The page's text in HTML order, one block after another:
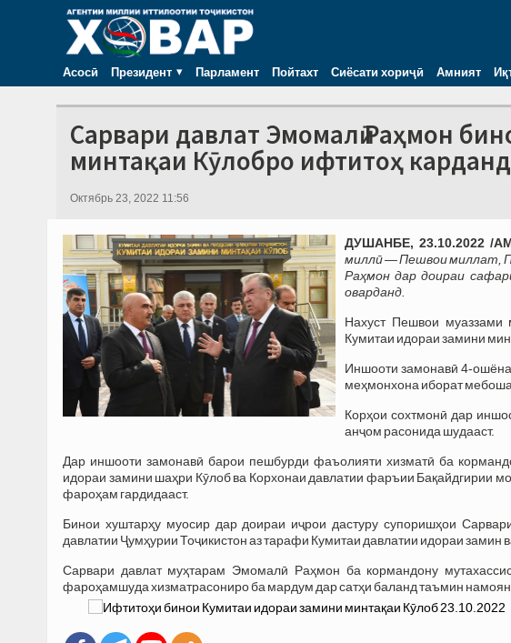
Асосӣ Президент Парламент Пойтахт Сиёсати хориҷӣ Амният
Сарвари давлат Эмомалӣ Раҳмон
минтақаи Кӯлобро ифтитоҳ карданд
Октябрь 23, 2022 11:56
ДУШАНБЕ, 23.10.2022 /
миллӣ — Пешвои миллат,
Раҳмон дар доираи
оварданд.
Нахуст Пешвои
Кумитаи идораи замини
Иншооти замонавӣ 4-ошёна
меҳмонхона иборат
Корҳои сохтмонӣ дар
анҷом расонида шудааст.
Дар иншооти замонавӣ барои пешбурди фаъолияти хизматӣ ба
идораи замини шаҳри Кӯлоб ва Корхонаи давлатии фаръии Бақайдгирии
фароҳам гардидааст.
Бинои хуштарҳу муосир дар доираи иҷрои дастуру супоришҳои
давлатии Ҷумҳурии Тоҷикистон аз тарафи Кумитаи давлатии идораи замин
Сарвари давлат муҳтарам Эмомалӣ Раҳмон ба кормандону
фароҳамшуда хизматрасониро ба мардум дар сатҳи баланд таъмин